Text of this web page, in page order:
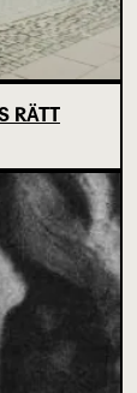
RÄTT